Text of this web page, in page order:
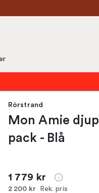
Rörstrand
Mon Amie
pack - Blå
1 779 kr
2 200 kr Rek. pris